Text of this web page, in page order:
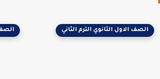
الصف الاول الثانوي الترم الثاني الصف